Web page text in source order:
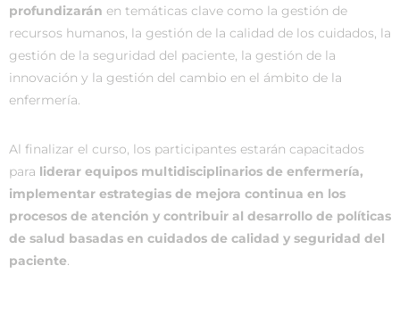
profundizarán en temáticas clave como la gestión de
recursos humanos, la gestión de la calidad de los cuidados, la
gestión de la seguridad del paciente, la gestión de la
innovación y la gestión del cambio en el ámbito de la
enfermería.
Al finalizar el curso, los participantes estarán capacitados
para liderar equipos multidisciplinarios de enfermería,
implementar estrategias de mejora continua en los
procesos de atención y contribuir al desarrollo de políticas
de salud basadas en cuidados de calidad y seguridad del
paciente.